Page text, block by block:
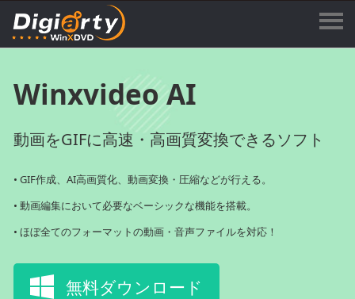
Winxvideo AI
動画をGIFに高速・高画質変換できるソフト
• GIF作成、AI高画質化、動画変換・圧縮などが行える。
• 動画編集において必要なベーシックな機能を搭載。
• ほぼ全てのフォーマットの動画・音声ファイルを対応！
無料ダウンロード